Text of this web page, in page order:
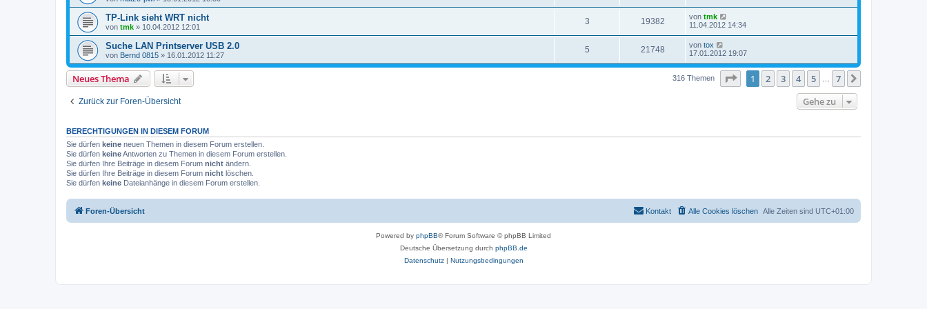
TP-Link sieht WRT nicht
von tmk » 10.04.2012 12:01
3 19382 von tmk
11.04.2012 14:34
Suche LAN Printserver USB 2.0
von Bernd 0815 » 16.01.2012 11:27
5 21748 von tox
17.01.2012 19:07
Neues Thema 316 Themen Seite von7
1 2 3 4 5 7
Zurück zur Foren-Übersicht Gehe zu
BERECHTIGUNGEN IN DIESEM FORUM
Sie dürfen keine neuen Themen in diesem Forum erstellen.
Sie dürfen keineAntworten zu Themen in diesem Forum erstellen.
Sie dürfen Ihre Beiträge in diesem Forum nicht ändern.
Sie dürfen Ihre Beiträge in diesem Forum nicht löschen.
Sie dürfen keine Dateianhänge in diesem Forum erstellen.
Foren-Übersicht Alle Zeiten sind UTC+01:00
Alle Cookies löschen
Kontakt
Powered by phpBB® Forum Software © phpBB Limited
Deutsche Übersetzung durch phpBB.de
Datenschutz| Nutzungsbedingungen